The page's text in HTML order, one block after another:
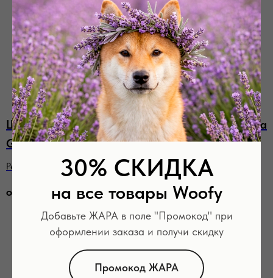
30% СКИДКА
на все товары Woofy
Добавьте ЖАРА в поле "Промокод" при
оформлении заказа и получи скидку
Промокод ЖАРА
Шнурок для адресника
Grey
Регулируемый, серый
от р.
Шнурок для адресника
Indigo
Регулируемый, синий
от 250 р.
ХИТ